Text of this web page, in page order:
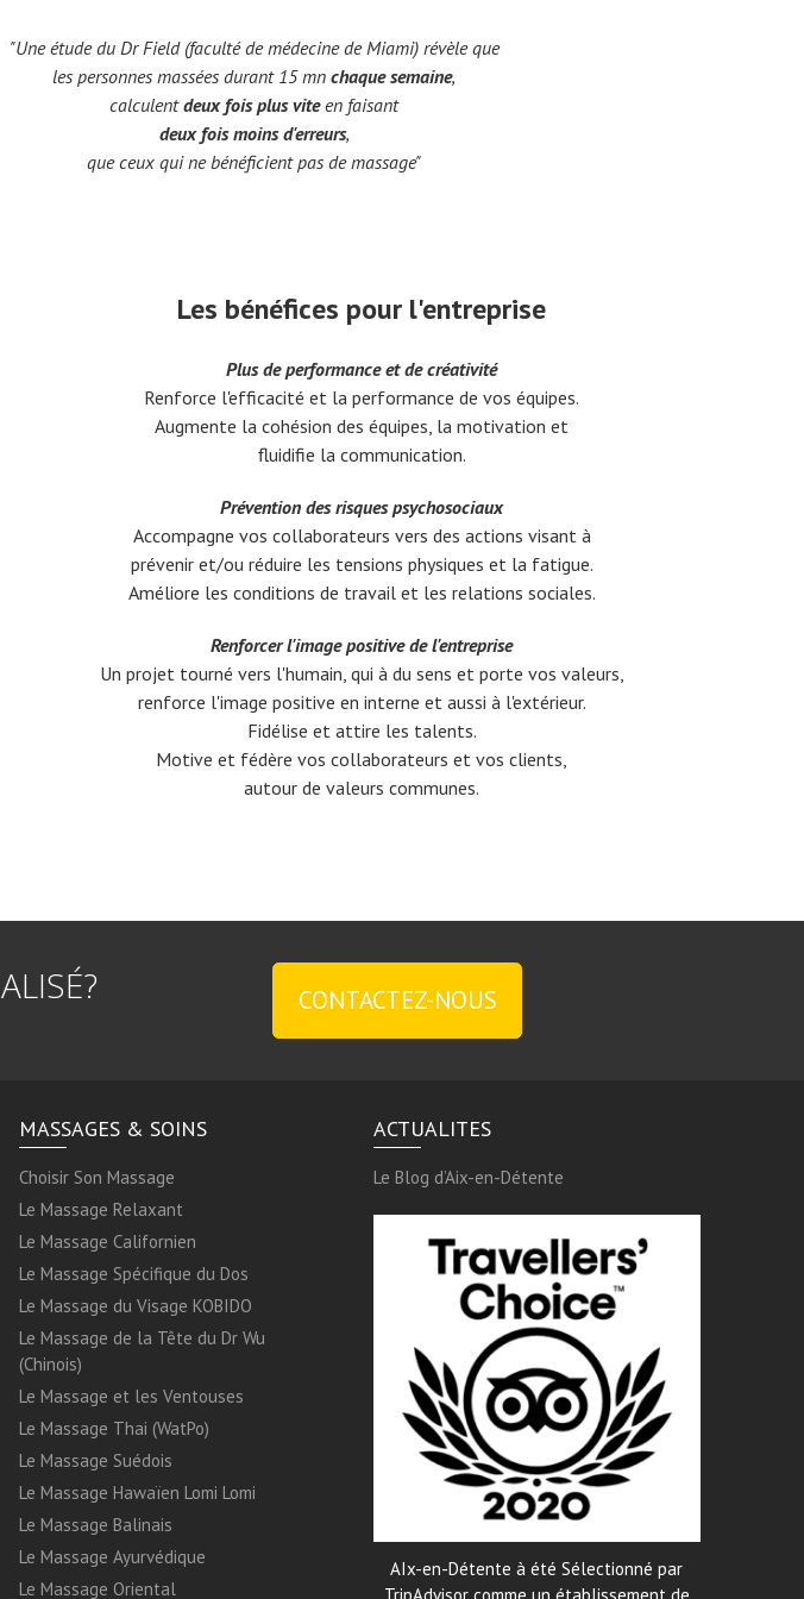
"Une étude du Dr Field (faculté de médecine de Miami) révèle que
les personnes massées durant 15 mnchaque semaine,
calculentdeux fois plus viteen faisant
deux fois moins d'erreurs,
que ceux qui ne bénéficient pas de massage"
Les bénéfices pour l'entreprise
Plus de performance et de créativité
Renforce l'efficacité et la performance de vos équipes.
Augmente la cohésion des équipes, la motivation et
fluidifie la communication.
Prévention des risques psychosociaux
Accompagne vos collaborateurs vers des actions visant à
prévenir et/ou réduire les tensions physiques et la fatigue.
Améliore les conditions de travail et les relations sociales.
Renforcer l'image positive de l'entreprise
Un projet tourné vers l'humain, qui à du sens et porte vos valeurs,
renforce l'image positive en interne et aussi à l'extérieur.
Fidélise et attire les talents.
Motive et fédère vos collaborateurs et vos clients,
autour de valeurs communes.
CONTACTEZ-NOUS
MASSAGES & SOINS
Choisir Son Massage
Le Massage Relaxant
Le Massage Californien
Le Massage Spécifique du Dos
Le Massage du Visage KOBIDO
Le Massage de la Tête du Dr Wu
(Chinois)
Le Massage et les Ventouses
Le Massage Thai (WatPo)
Le Massage Suédois
Le Massage Hawaïen Lomi Lomi
Le Massage Balinais
Le Massage Ayurvédique
Le Massage Oriental
ACTUALITES
Le Blog d’Aix-en-Détente
AIx-en-Détente à été Sélectionné par